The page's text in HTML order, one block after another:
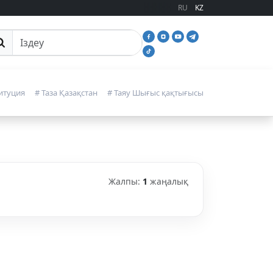
RU KZ
іздеу
# Таза Қазақстан # Таяу Шығыс қақтығысы
Жалпы: 1 жаңалық